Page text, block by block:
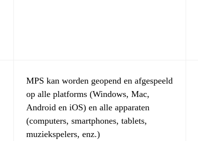
MPS kan worden geopend en afgespeeld
op alle platforms (Windows, Mac,
Android en iOS) en alle apparaten
(computers, smartphones, tablets,
muziekspelers, enz.)